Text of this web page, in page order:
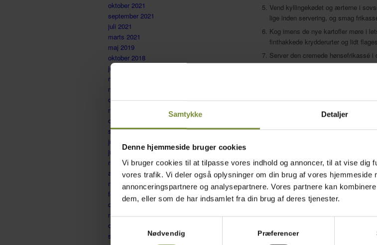
Samtykke Detaljer
Denne hjemmeside bruger cookies
Vi bruger cookies til at tilpasse vores indhold og annoncer, til at vise dig
vores trafik. Vi deler også oplysninger om din brug af vores hjemmeside
annonceringspartnere og analysepartnere. Vores partnere kan
dem, eller som de har indsamlet fra din brug af deres tjenester.
Nødvendig Præferencer
Vend kyllingekødet og ærterne i
lige inden servering, og smag
Kog imens de nye kartofler møre i
finthakkede krydderurter og lidt
Server den cremede hønsefrikassé
Drys eventuelt med lidt ekstra
Små
asparges og
Print
Lækre fine påsketærter. Udviklet af Ida
oktober 2021
september 2021
juli 2021
marts 2021
maj 2019
oktober 2018
juli 2018
maj 2018
marts 2018
december 2017
november 2017
oktober 2017
september 2017
juli 2017
juni 2017
maj 2017
april 2017
marts 2017
februar 2017
december 2016
november 2016
oktober 2016
september 2016